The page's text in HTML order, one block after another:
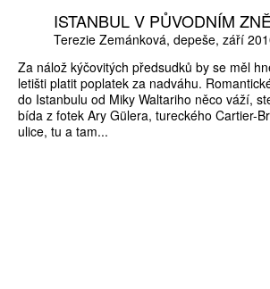
ISTANBUL V PŮVODNÍM
Terezie Zemánková depeše září
Za nálož kýčovitých předsudků by se měl
letišti platit poplatek za nadváhu.
do Istanbulu od Miky Waltariho něco váží,
bída z fotek Ary Gülera, tureckého Cartier-
ulice, tu a tam...